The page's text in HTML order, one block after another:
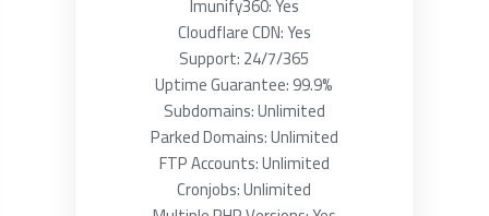
Cloudflare CDN: Yes
Support: 24/7/365
Uptime Guarantee: 99.9%
Subdomains: Unlimited
Parked Domains: Unlimited
FTP Accounts: Unlimited
Cronjobs: Unlimited